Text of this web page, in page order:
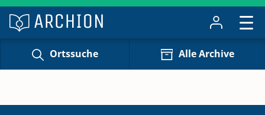
Ortssuche Alle Archive